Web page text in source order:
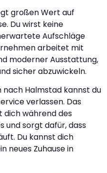
großen Wert auf
Du wirst keine
Aufschläge
arbeitet mit
moderner Ausstattung,
sicher abzuwickeln.
nach Halmstad kannst du
verlassen. Das
während des
und sorgt dafür, dass
Du kannst dich
neues Zuhause in